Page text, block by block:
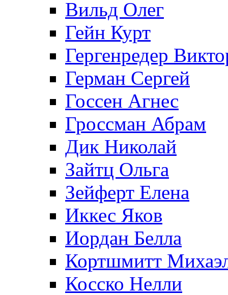
Вильд Олег
Гейн Курт
Гергенредер
Герман Сергей
Госсен Агнес
Гроссман Абрам
Дик Николай
Зайтц Ольга
Зейферт Елена
Иккес Яков
Иордан Белла
Кортшмитт
Косско Нелли